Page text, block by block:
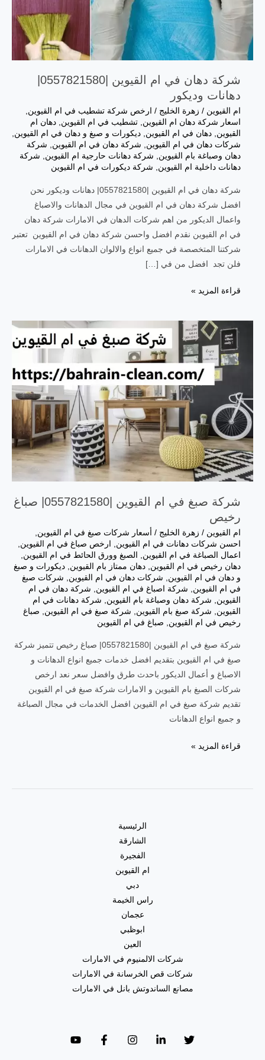
شركة دهان في ام القيوين |0557821580|
دهانات وديكور
ام القيوين / زهرة الخليج / ارخص شركة تشطيب في ام القيوين,
اسعار شركة دهان ام القيوين, تشطيب في ام القيوين, دهان ام
القيوين, دهان في ام القيوين, ديكورات و صبغ و دهان في ام القيوين,
شركات دهان في ام القيوين, شركة دهان في ام القيوين, شركة
دهان وصباغة بام القيوين, شركة دهانات حارجية ام القيوين, شركة
دهانات داخلية ام القيوين, شركة ديكورات في ام القيوين
شركة دهان في ام القيوين |0557821580| دهانات وديكور نحن
افضل شركة دهان في ام القيوين في مجال الدهانات والاصباغ
واعمال الديكور من اهم شركات الدهان في الامارات شركة دهان
في ام القيوين نقدم افضل واحسن شركة دهان في ام القيوين تعتبر
شركتنا المتخصصة في جميع انواع والالوان الدهانات في الامارات
فلن تجد افضل من في […]
قراءة المزيد »
شركة صبغ في ام القيوين |0557821580| صباغ
رخيص
ام القيوين / زهرة الخليج / أسعار شركات صبغ في ام القيوين
احسن شركات دهانات في ام القيوين
ارخص صباغ في ام القيوين
اعمال الصباغة في ام القيوين
الصبغ وورق الحائط في ام القيوين
دهان رخيص في ام القيوين دهان ممتاز بام القيوين ديكورات و صبغ
و دهان في ام القيوين
شركات دهان في ام القيوين
شركات صبغ
في ام القيوين
شركة اصباغ في ام القيوين
شركة دهان في ام
القيوين
شركة دهان وصباغة بام القيوين
شركة دهانات في ام
القيوين
شركة صبغ بام القيوين شركة صبغ في ام القيوين
صباغ
رخيص في ام القيوين
صباغ في ام القيوين
شركة صبغ في ام القيوين |0557821580| صباغ رخيص تتميز شركة
صبغ في ام القيوين بتقديم افضل خدمات جميع انواع الدهانات و
الاصباغ و أعمال الديكور باحدث طرق وافضل سعر نعد ارخص
شركات الصبغ بام القيوين و الامارات شركة صبغ في ام القيوين
تقديم شركة صبغ في ام القيوين افضل الخدمات في مجال الصباغة
و جميع انواع الدهانات
شركة
ام
قراءة المزيد »
الرئيسية
الشارقة
الفجيرة
ام القيوين
دبي
راس الخيمة
عجمان
ابوظبي
العين
شركات الالمنيوم في الامارات
شركات قص الخرسانة في الامارات
مصانع الساندوتش بانل في الامارات